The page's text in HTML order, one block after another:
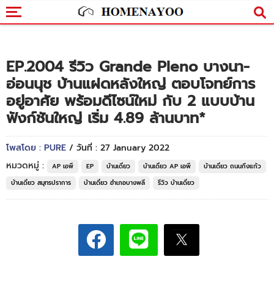
EP.2004 รีวิว Grande Pleno บางนา-
อ่อนนุช บ้านแฝดหลังใหญ่ ตอบโจทย์การ
อยู่อาศัย พร้อมดีไซน์ใหม่ กับ 2 แบบบ้าน
ฟังก์ชันใหญ่ เริ่ม 4.89 ล้านบาท*
โพสโดย : PURE / วันที่ : 27 January 2022
หมวดหมู่ :
AP เอพี EP บ้านเดี่ยว บ้านเดี่ยว AP เอพี
บ้านเดี่ยว ถนนกิ่งแก้ว
บ้านเดี่ยว สมุทรปราการ
บ้านเดี่ยว อำเภอบางพลี รีวิว บ้านเดี่ยว